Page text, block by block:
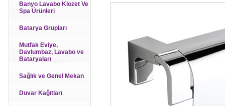
Banyo Lavabo Klozet Ve
Spa Ürünleri
Batarya Grupları
Mutfak Eviye,
Davlumbaz, Lavabo ve
Bataryaları
Sağlık ve Genel Mekan
Duvar Kağıtları